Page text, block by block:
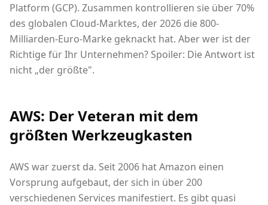
Platform (GCP). Zusammen kontrollieren sie über 70%
des globalen Cloud-Marktes, der 2026 die 800-
Milliarden-Euro-Marke geknackt hat. Aber wer ist der
Richtige für Ihr Unternehmen? Spoiler: Die Antwort ist
nicht „der größte".
AWS: Der Veteran mit dem
größten Werkzeugkasten
AWS war zuerst da. Seit 2006 hat Amazon einen
Vorsprung aufgebaut, der sich in über 200
verschiedenen Services manifestiert. Es gibt quasi